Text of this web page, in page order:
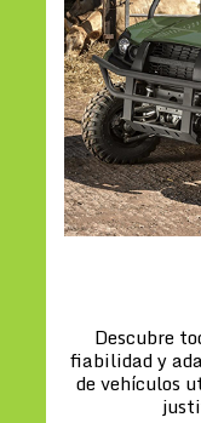
Descubre
fiabilidad y
de vehículos